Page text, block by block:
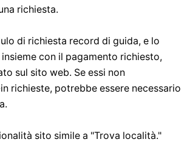
richiesta.
di richiesta record di guida, e lo
con il pagamento richiesto,
sul sito web. Se essi non
richieste, potrebbe essere necessario
sito simile a "Trova località."